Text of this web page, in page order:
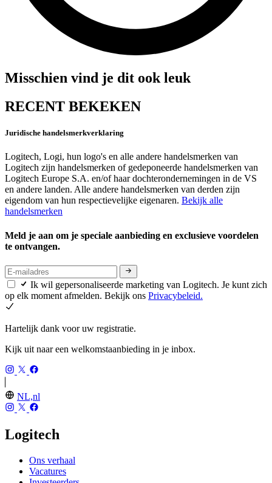
Misschien vind je dit ook leuk
RECENT BEKEKEN
Juridische handelsmerkverklaring
Logitech, Logi, hun logo's en alle andere handelsmerken van
Logitech zijn handelsmerken of gedeponeerde handelsmerken van
Logitech Europe S.A. en/of haar dochterondernemingen in de VS
en andere landen. Alle andere handelsmerken van derden zijn
eigendom van hun respectievelijke eigenaren. Bekijk alle
handelsmerken
Meld je aan om je speciale aanbieding en exclusieve voordelen
te ontvangen.
Ik wil gepersonaliseerde marketing van Logitech. Je kunt zich
op elk moment afmelden. Bekijk ons Privacybeleid.
Hartelijk dank voor uw registratie.
Kijk uit naar een welkomstaanbieding in je inbox.
NL,nl
Logitech
Ons verhaal
Vacatures